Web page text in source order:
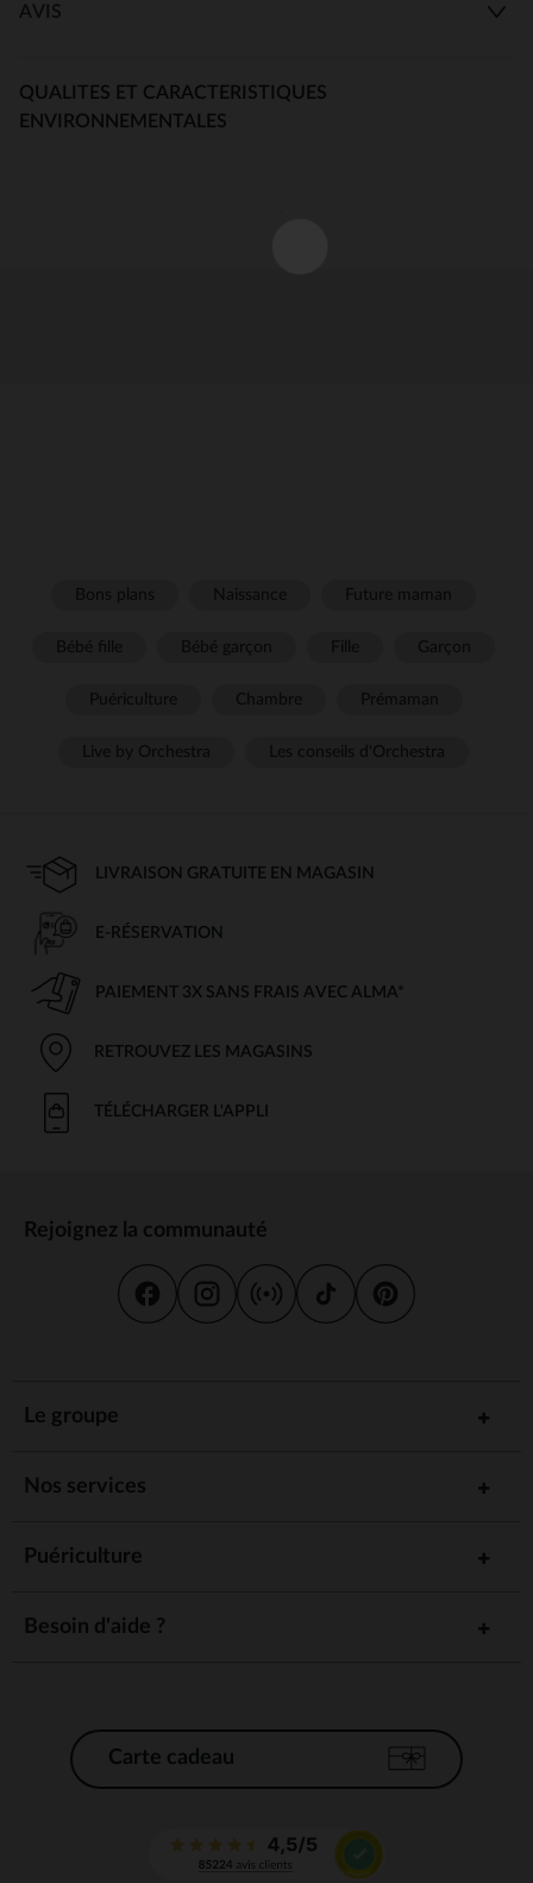
AVIS
QUALITES ET CARACTERISTIQUES
ENVIRONNEMENTALES
LIVRAISON GRATUITE EN MAGASIN
E-RÉSERVATION
PAIEMENT 3X SANS FRAIS AVEC ALMA*
RETROUVEZ LES MAGASINS
TÉLÉCHARGER L'APPLI
Rejoignez la communauté
Le groupe
Nos services
Puériculture
Besoin d'aide ?
Carte cadeau